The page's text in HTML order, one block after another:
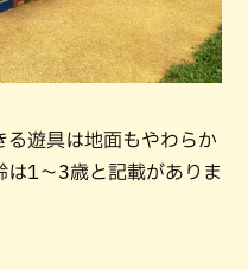
る遊具は地面もやわらか
は1〜3歳と記載がありま